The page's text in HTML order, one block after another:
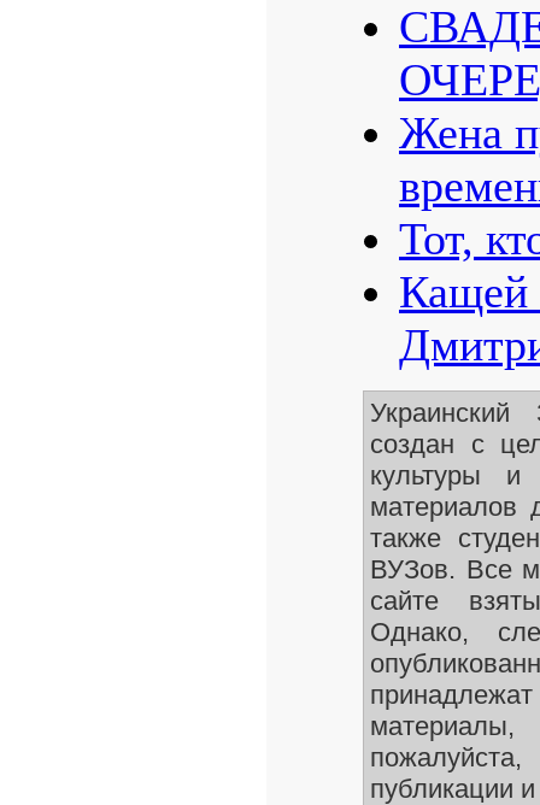
Жена
Тот,
Кащей
создан с
культуры и
материалов
также
ВУЗов. Все
сайте
Однако,
публикации